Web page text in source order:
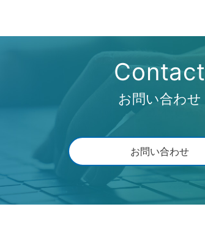
Contact
お問い合わせ
お問い合わせ